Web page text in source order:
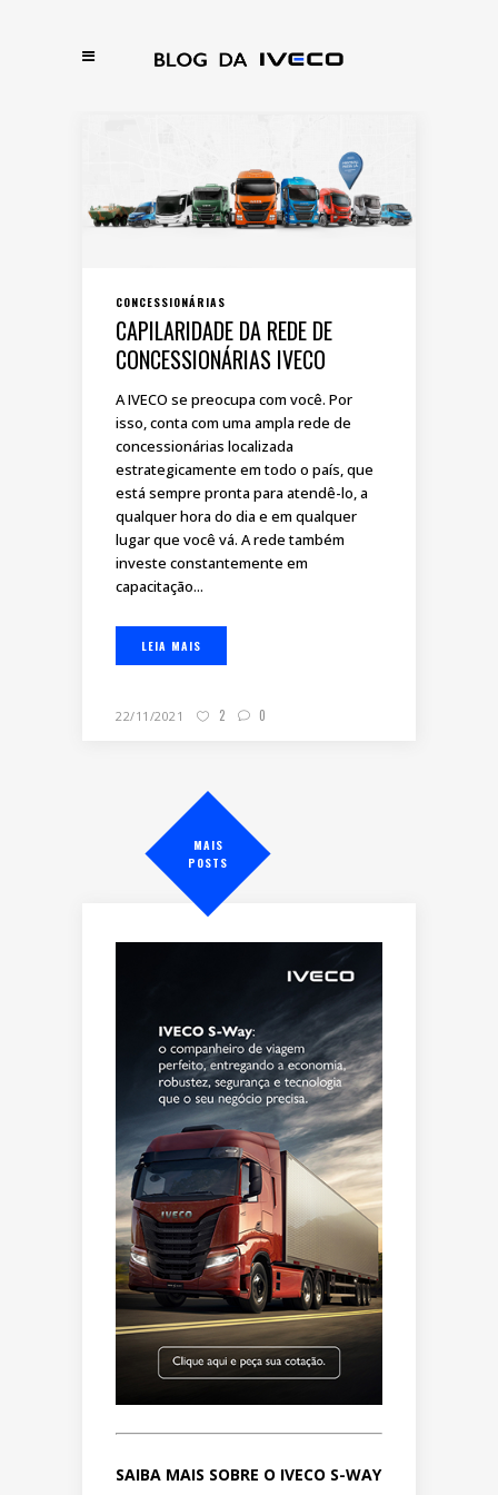
CONCESSIONÁRIAS
CAPILARIDADE DA REDE DE
CONCESSIONÁRIAS IVECO
A IVECO se preocupa com você. Por
isso, conta com uma ampla rede de
concessionárias localizada
estrategicamente em todo o país, que
está sempre pronta para atendê-lo, a
qualquer hora do dia e em qualquer
lugar que você vá. A rede também
investe constantemente em
capacitação...
LEIA MAIS
22/11/2021 2 0
MAIS
POSTS
SAIBA MAIS SOBRE O IVECO S-WAY